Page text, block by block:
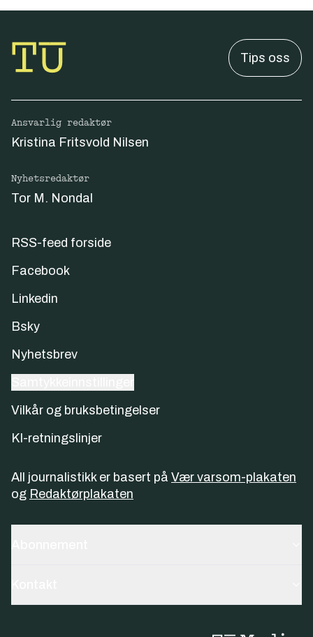
Tips oss
Ansvarlig redaktør
Kristina Fritsvold Nilsen
Nyhetsredaktør
Tor M. Nondal
RSS-feed forside
Facebook
Linkedin
Bsky
Nyhetsbrev
Vilkår og bruksbetingelser
KI-retningslinjer
All journalistikk er basert på Vær varsom-plakaten
og Redaktørplakaten